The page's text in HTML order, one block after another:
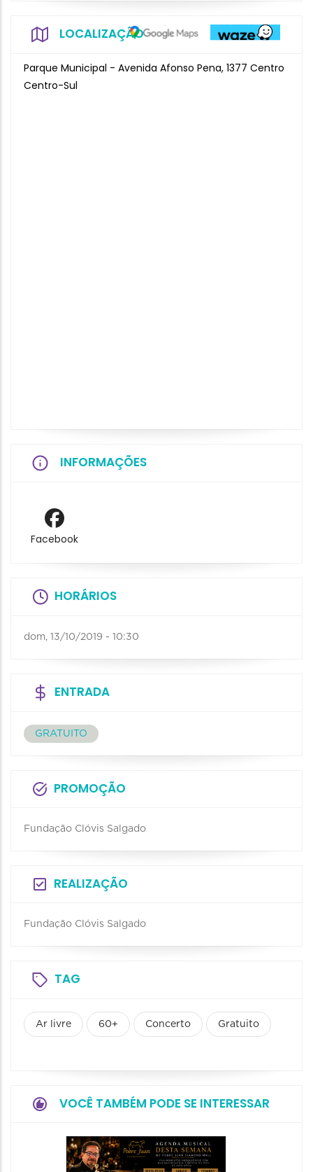
LOCALIZAÇÃO
Parque Municipal - Avenida Afonso Pena, 1377 Centro
Centro-Sul
INFORMAÇÕES
Facebook
HORÁRIOS
dom, 13/10/2019 - 10:30
ENTRADA
GRATUITO
PROMOÇÃO
Fundação Clóvis Salgado
REALIZAÇÃO
Fundação Clóvis Salgado
TAG
Ar livre 60+ Concerto Gratuito
VOCÊ TAMBÉM PODE SE INTERESSAR